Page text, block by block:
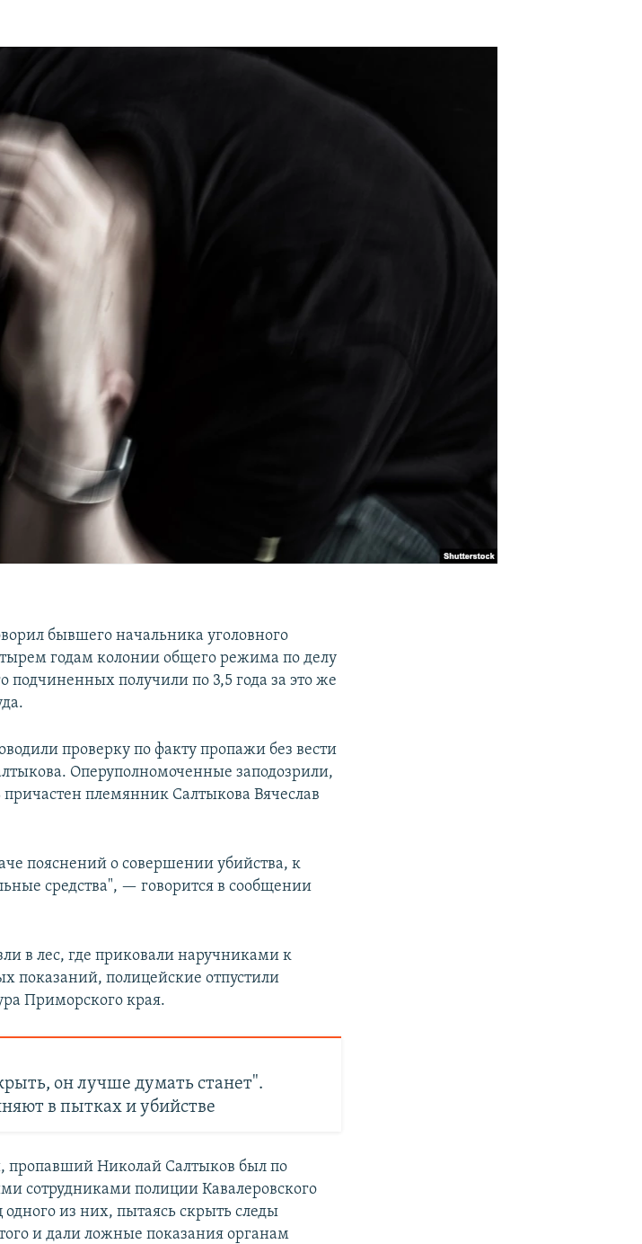
бывшего начальника уголовного
годам колонии общего режима по делу
получили по 3,5 года за это же
проверку по факту пропажи без вести
Оперуполномоченные заподозрили,
племянник Салтыкова Вячеслав
пояснений о совершении убийства, к
средства", — говорится в сообщении
в лес, где приковали наручниками к
показаний, полицейские отпустили
Приморского края.
он лучше думать станет".
в пытках и убийстве
пропавший Николай Салтыков был по
сотрудниками полиции Кавалеровского
из них, пытаясь скрыть следы
и дали ложные показания органам